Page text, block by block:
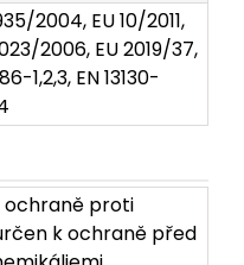
2004, EU 10/2011,
2006, EU 2019/37,
1,2,3, EN 13130-
ochraně proti
k ochraně před